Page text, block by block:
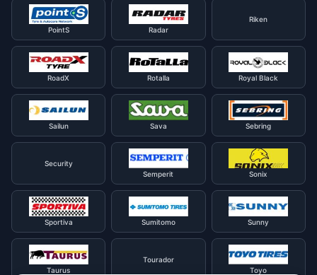
PointS Radar
Riken
RoadX Rotalla Royal Black
Sailun Sava Sebring
Security
Semperit
Sonix
Sportiva Sumitomo Sunny
Taurus
Tourador
Toyo